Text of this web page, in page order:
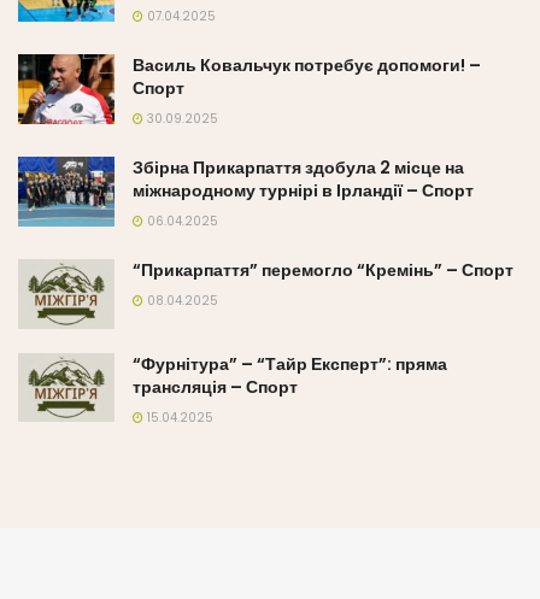
07.04.2025
Василь Ковальчук потребує допомоги! –
Спорт
30.09.2025
Збірна Прикарпаття здобула 2 місце на
міжнародному турнірі в Ірландії – Спорт
06.04.2025
“Прикарпаття” перемогло “Кремінь” – Спорт
08.04.2025
“Фурнітура” – “Тайр Експерт”: пряма
трансляція – Спорт
15.04.2025